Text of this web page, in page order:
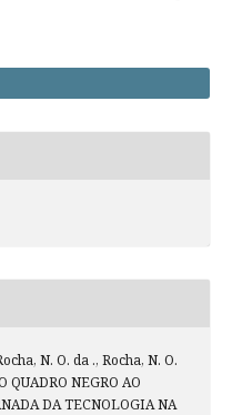
N. O. da ., Rocha, N. O.
QUADRO NEGRO AO
DA TECNOLOGIA NA